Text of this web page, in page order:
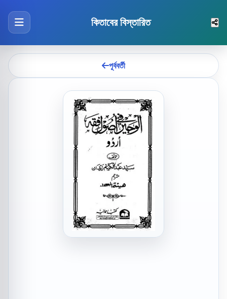
কিতাবের বিস্তারিত
পূর্ববর্তী